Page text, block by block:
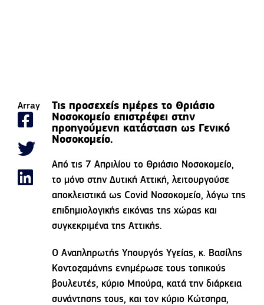
Array
Τις προσεχείς ημέρες το Θριάσιο
Νοσοκομείο επιστρέφει στην
προηγούμενη κατάσταση ως Γενικό
Νοσοκομείο.
Από τις 7 Απριλίου το Θριάσιο Νοσοκομείο,
το μόνο στην Δυτική Αττική, λειτουργούσε
αποκλειστικά ως Covid Νοσοκομείο, λόγω της
επιδημιολογικής εικόνας της χώρας και
συγκεκριμένα της Αττικής.
Ο Αναπληρωτής Υπουργός Υγείας, κ. Βασίλης
Κοντοζαμάνης ενημέρωσε τους τοπικούς
βουλευτές, κύριο Μπούρα, κατά την διάρκεια
συνάντησης τους, και τον κύριο Κώτσηρα,